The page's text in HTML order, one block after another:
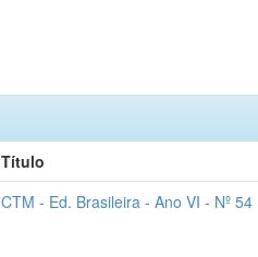
Título
CTM - Ed. Brasileira - Ano VI - Nº 54